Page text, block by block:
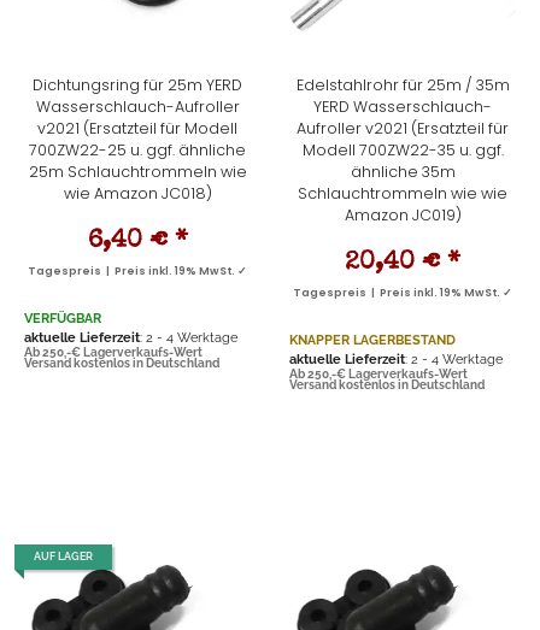
Dichtungsring für 25m YERD
Wasserschlauch-Aufroller
v2021 (Ersatzteil für Modell
700ZW22-25 u. ggf. ähnliche
25m Schlauchtrommeln wie
wie Amazon JC018)
6,40 € *
Tagespreis | Preis inkl. 19% MwSt. ✓
VERFÜGBAR
aktuelle Lieferzeit: 2 - 4 Werktage
Ab 250,-€ Lagerverkaufs-Wert
Versand kostenlos in Deutschland
Edelstahlrohr für 25m / 35m
YERD Wasserschlauch-
Aufroller v2021 (Ersatzteil für
Modell 700ZW22-35 u. ggf.
ähnliche 35m
Schlauchtrommeln wie wie
Amazon JC019)
20,40 € *
Tagespreis | Preis inkl. 19% MwSt. ✓
KNAPPER LAGERBESTAND
aktuelle Lieferzeit: 2 - 4 Werktage
Ab 250,-€ Lagerverkaufs-Wert
Versand kostenlos in Deutschland
AUF LAGER